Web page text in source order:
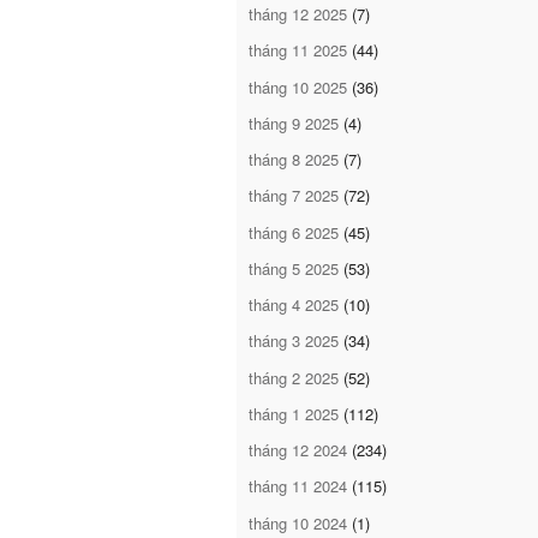
tháng 12 2025 (7)
tháng 11 2025 (44)
tháng 10 2025 (36)
tháng 9 2025 (4)
tháng 8 2025 (7)
tháng 7 2025 (72)
tháng 6 2025 (45)
tháng 5 2025 (53)
tháng 4 2025 (10)
tháng 3 2025 (34)
tháng 2 2025 (52)
tháng 1 2025 (112)
tháng 12 2024 (234)
tháng 11 2024 (115)
tháng 10 2024 (1)